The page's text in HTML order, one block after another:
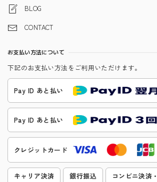
BLOG
CONTACT
お支払い方法について
下記のお支払い方法をご利用いただけます。
Pay ID あと払い
Pay ID あと払い
クレジットカード
キャリア決済 銀行振込 コンビニ決済